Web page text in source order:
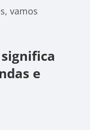
vamos
e